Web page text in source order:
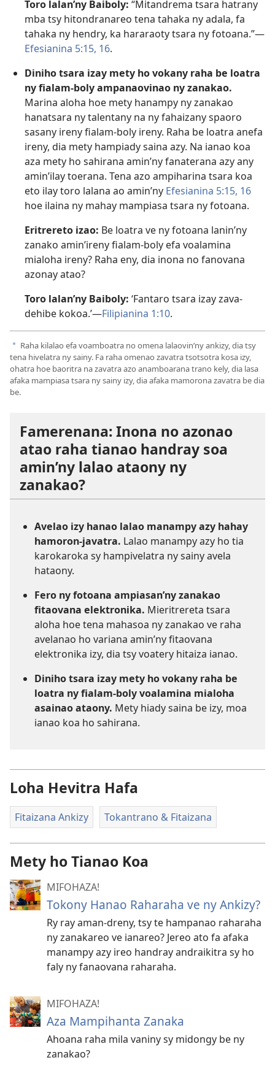
Toro lalan’ny Baiboly: “Mitandrema tsara hatrany
mba tsy hitondranareo tena tahaka ny adala, fa
tahaka ny hendry, ka hararaoty tsara ny fotoana.”—
Efesianina 5:15, 16.
Diniho tsara izay mety ho vokany raha be loatra
ny fialam-boly ampanaovinao ny zanakao.
Marina aloha hoe mety hanampy ny zanakao
hanatsara ny talentany na ny fahaizany spaoro
sasany ireny fialam-boly ireny. Raha be loatra anefa
ireny, dia mety hampiady saina azy. Na ianao koa
aza mety ho sahirana amin’ny fanaterana azy any
amin’ilay toerana. Tena azo ampiharina tsara koa
eto ilay toro lalana ao amin’ny Efesianina 5:15, 16
hoe ilaina ny mahay mampiasa tsara ny fotoana.
Eritrereto izao: Be loatra ve ny fotoana lanin’ny
zanako amin’ireny fialam-boly efa voalamina
mialoha ireny? Raha eny, dia inona no fanovana
azonay atao?
Toro lalan’ny Baiboly: ‘Fantaro tsara izay zava-
dehibe kokoa.’—Filipianina 1:10.
a Raha kilalao efa voamboatra no omena lalaovin’ny ankizy, dia tsy
tena hivelatra ny sainy. Fa raha omenao zavatra tsotsotra kosa izy,
ohatra hoe baoritra na zavatra azo anamboarana trano kely, dia lasa
afaka mampiasa tsara ny sainy izy, dia afaka mamorona zavatra be dia
be.
Famerenana: Inona no azonao
atao raha tianao handray soa
amin’ny lalao ataony ny
zanakao?
Avelao izy hanao lalao manampy azy hahay
hamoron-javatra. Lalao manampy azy ho tia
karokaroka sy hampivelatra ny sainy avela
hataony.
Fero ny fotoana ampiasan’ny zanakao
fitaovana elektronika. Mieritrereta tsara
aloha hoe tena mahasoa ny zanakao ve raha
avelanao ho variana amin’ny fitaovana
elektronika izy, dia tsy voatery hitaiza ianao.
Diniho tsara izay mety ho vokany raha be
loatra ny fialam-boly voalamina mialoha
asainao ataony. Mety hiady saina be izy, moa
ianao koa ho sahirana.
Loha Hevitra Hafa
Fitaizana Ankizy Tokantrano & Fitaizana
Mety ho Tianao Koa
MIFOHAZA!
Tokony Hanao Raharaha ve ny Ankizy?
Ry ray aman-dreny, tsy te hampanao raharaha
ny zanakareo ve ianareo? Jereo ato fa afaka
manampy azy ireo handray andraikitra sy ho
faly ny fanaovana raharaha.
MIFOHAZA!
Aza Mampihanta Zanaka
Ahoana raha mila vaniny sy midongy be ny
zanakao?